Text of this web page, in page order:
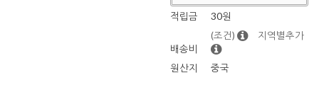
적립금
30원
배송비
(조건) 지역별추가
원산지 중국